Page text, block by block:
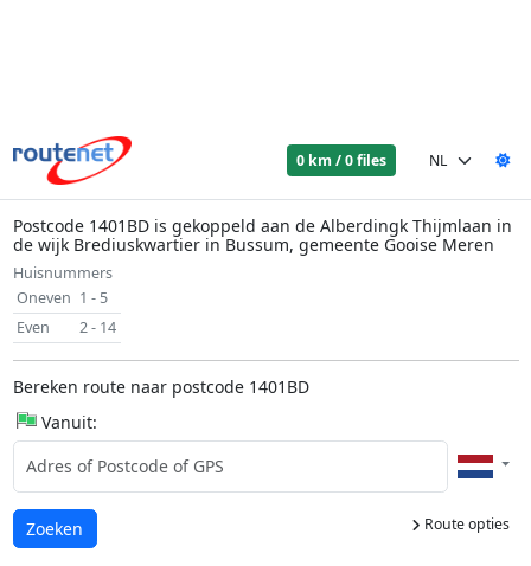
0 km / 0 files
Postcode 1401BD is gekoppeld aan de Alberdingk Thijmlaan in
de wijk Brediuskwartier in Bussum, gemeente Gooise Meren
Huisnummers
Oneven 1 - 5
Even
2 - 14
Bereken route naar postcode 1401BD
Vanuit:
Route opties
Laden...
Zoeken